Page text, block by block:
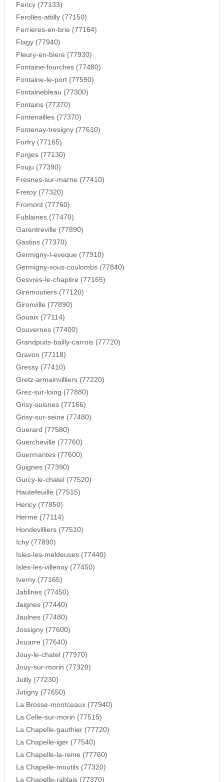
Fericy (77133)
Ferolles-attilly (77150)
Ferrieres-en-brie (77164)
Flagy (77940)
Fleury-en-biere (77930)
Fontaine-fourches (77480)
Fontaine-le-port (77590)
Fontainebleau (77300)
Fontains (77370)
Fontenailles (77370)
Fontenay-tresigny (77610)
Forfry (77165)
Forges (77130)
Fouju (77390)
Fresnes-sur-marne (77410)
Fretoy (77320)
Fromont (77760)
Fublaines (77470)
Garentreville (77890)
Gastins (77370)
Germigny-l-eveque (77910)
Germigny-sous-coulombs (77840)
Gesvres-le-chapitre (77165)
Giremoutiers (77120)
Gironville (77890)
Gouaix (77114)
Gouvernes (77400)
Grandpuits-bailly-carrois (77720)
Gravon (77118)
Gressy (77410)
Gretz-armainvilliers (77220)
Grez-sur-loing (77880)
Grisy-suisnes (77166)
Grisy-sur-seine (77480)
Guerard (77580)
Guercheville (77760)
Guermantes (77600)
Guignes (77390)
Gurcy-le-chatel (77520)
Hautefeuille (77515)
Hericy (77850)
Herme (77114)
Hondevilliers (77510)
Ichy (77890)
Isles-les-meldeuses (77440)
Isles-les-villenoy (77450)
Iverny (77165)
Jablines (77450)
Jaignes (77440)
Jaulnes (77480)
Jossigny (77600)
Jouarre (77640)
Jouy-le-chatel (77970)
Jouy-sur-morin (77320)
Juilly (77230)
Jutigny (77650)
La Brosse-montceaux (77940)
La Celle-sur-morin (77515)
La Chapelle-gauthier (77720)
La Chapelle-iger (77540)
La Chapelle-la-reine (77760)
La Chapelle-moutils (77320)
La Chapelle-rablais (77370)